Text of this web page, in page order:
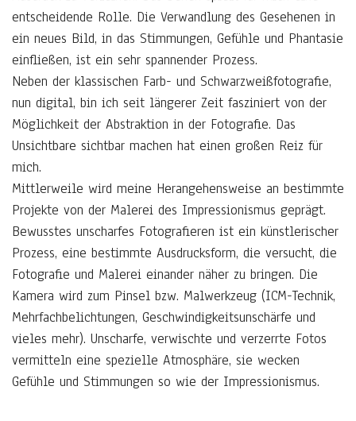
entscheidende Rolle. Die Verwandlung des Gesehenen in
ein neues Bild, in das Stimmungen, Gefühle und Phantasie
einfließen, ist ein sehr spannender Prozess.
Neben der klassischen Farb- und Schwarzweißfotografie,
nun digital, bin ich seit längerer Zeit fasziniert von der
Möglichkeit der Abstraktion in der Fotografie. Das
Unsichtbare sichtbar machen hat einen großen Reiz für
mich.
Mittlerweile wird meine Herangehensweise an bestimmte
Projekte von der Malerei des Impressionismus geprägt.
Bewusstes unscharfes Fotografieren ist ein künstlerischer
Prozess, eine bestimmte Ausdrucksform, die versucht, die
Fotografie und Malerei einander näher zu bringen. Die
Kamera wird zum Pinsel bzw. Malwerkzeug (ICM-Technik,
Mehrfachbelichtungen, Geschwindigkeitsunschärfe und
vieles mehr). Unscharfe, verwischte und verzerrte Fotos
vermitteln eine spezielle Atmosphäre, sie wecken
Gefühle und Stimmungen so wie der Impressionismus.